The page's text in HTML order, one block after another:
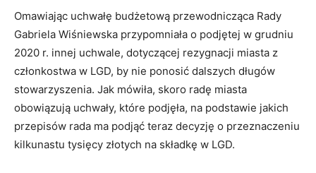
Omawiając uchwałę budżetową przewodnicząca Rady
Gabriela Wiśniewska przypomniała o podjętej w grudniu
2020 r. innej uchwale, dotyczącej rezygnacji miasta z
członkostwa w LGD, by nie ponosić dalszych długów
stowarzyszenia. Jak mówiła, skoro radę miasta
obowiązują uchwały, które podjęła, na podstawie jakich
przepisów rada ma podjąć teraz decyzję o przeznaczeniu
kilkunastu tysięcy złotych na składkę w LGD.